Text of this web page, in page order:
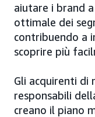
aiutare i brand
ottimale dei
contribuendo a
scoprire più
Gli acquirenti di
responsabili
creano il piano